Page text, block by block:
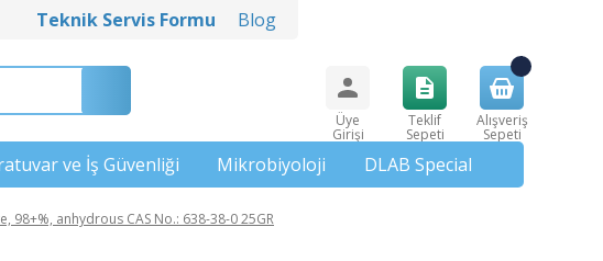
Teknik Servis Formu Blog
Üye
Girişi
Teklif
Sepeti
Alışveriş
Sepeti
ve İş Güvenliği Mikrobiyoloji DLAB Special
98+%, anhydrous CAS No.: 638-38-0 25GR